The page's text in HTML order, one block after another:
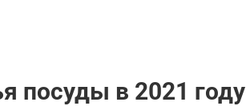
посуды в 2021 году